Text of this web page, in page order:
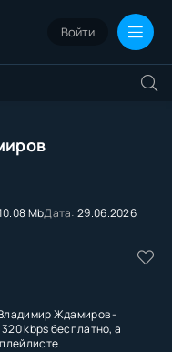
Войти
MbДата: 29.06.2026
Ждамиров -
kbps бесплатно, а